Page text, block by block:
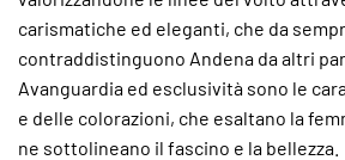
carismatiche ed eleganti, che da
contraddistinguono Andena da altri
Avanguardia ed esclusività sono le
e delle colorazioni, che esaltano la
ne sottolineano il fascino e la bellezza.